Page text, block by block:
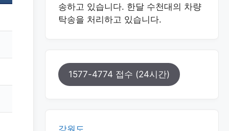
송하고 있습니다. 한달 수천대의 차량
탁송을 처리하고 있습니다.
1577-4774 접수 (24시간)